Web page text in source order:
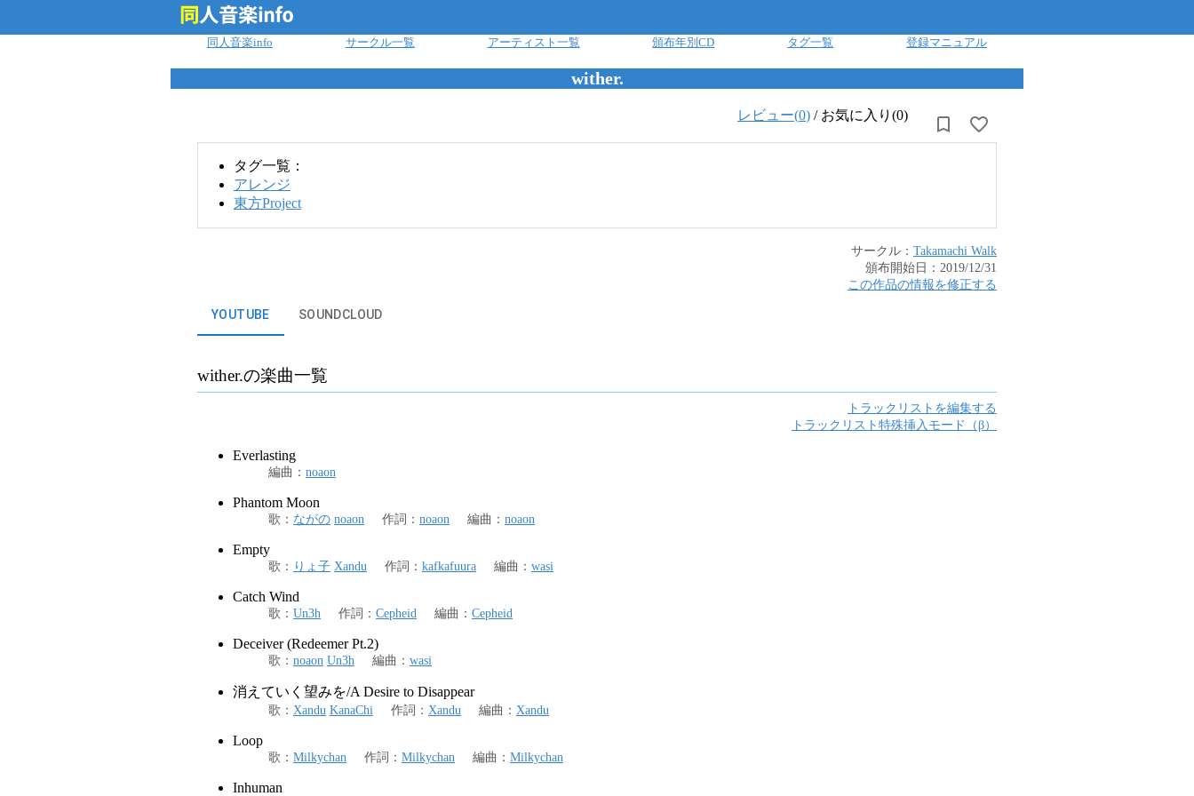
同人音楽info サークル一覧 アーティスト一覧 頒布年別CD タグ一覧 登録マニュアル
wither.
レビュー(0) / お気に入り(0)
タグ一覧：
アレンジ
東方Project
サークル： Takamachi Walk
頒布開始日： 2019/12/31
この作品の情報を修正する
YOUTUBE SOUNDCLOUD
wither.の楽曲一覧
トラックリストを編集する
トラックリスト特殊挿入モード（β）
Everlasting
編曲 ： noaon
Phantom Moon
歌 ： ながの noaon 作詞 ： noaon 編曲 ： noaon
Empty
歌 ： りょ子 Xandu 作詞 ： kafkafuura 編曲 ： wasi
Catch Wind
歌 ： Un3h 作詞 ： Cepheid 編曲 ： Cepheid
Deceiver (Redeemer Pt.2)
歌 ： noaon Un3h 編曲 ： wasi
消えていく望みを/A Desire to Disappear
歌 ： Xandu KanaChi 作詞 ： Xandu 編曲 ： Xandu
Loop
歌 ： Milkychan 作詞 ： Milkychan 編曲 ： Milkychan
Inhuman